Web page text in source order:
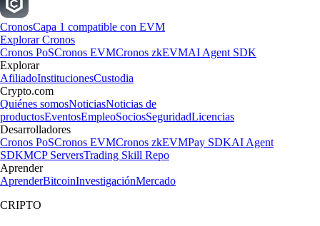
CronosCapa 1 compatible con EVM
Explorar Cronos
Cronos PoSCronos EVMCronos zkEVMAI Agent SDK
Explorar
AfiliadoInstitucionesCustodia
Crypto.com
Quiénes somosNoticiasNoticias de
productosEventosEmpleoSociosSeguridadLicencias
Desarrolladores
Cronos PoSCronos EVMCronos zkEVMPay SDKAI Agent
SDKMCP ServersTrading Skill Repo
Aprender
AprenderBitcoinInvestigaciónMercado
CRIPTO